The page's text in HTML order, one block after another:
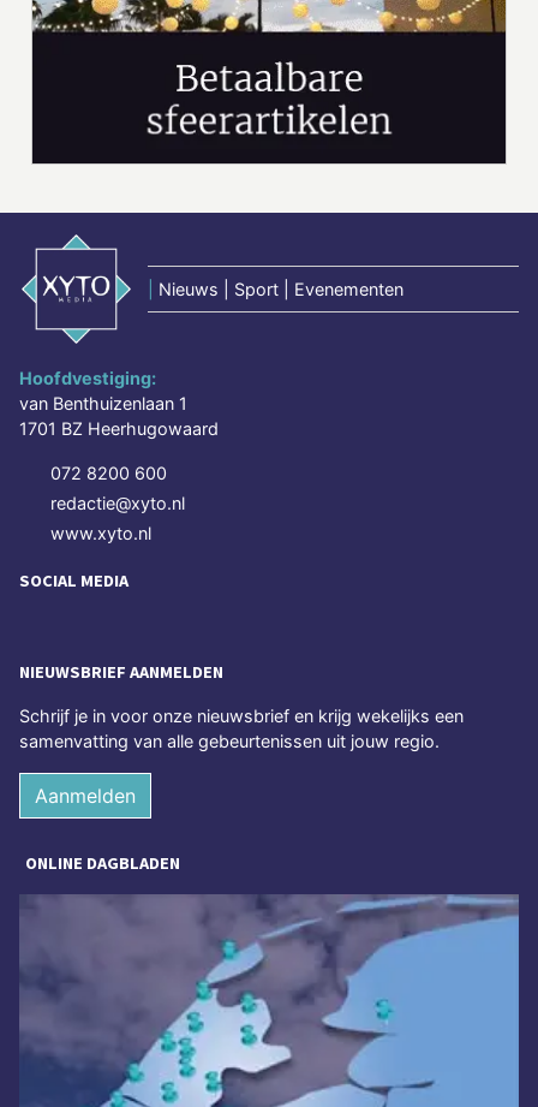
Nieuws | Sport | Evenementen
Hoofdvestiging:
van Benthuizenlaan 1
1701 BZ Heerhugowaard
072 8200 600
redactie@xyto.nl
www.xyto.nl
SOCIAL MEDIA
NIEUWSBRIEF AANMELDEN
Schrijf je in voor onze nieuwsbrief en krijg wekelijks een
samenvatting van alle gebeurtenissen uit jouw regio.
Aanmelden
ONLINE DAGBLADEN